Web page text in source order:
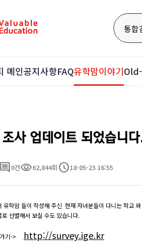
통합
메인공지사항FAQ유학맘이야기
사 업데이트 되었습니
comment 0건visibility62,844회 schedule18-05-23 16:55
유학맘 들이 작성해 주신 현재 자녀분들이 다니는 학교
선별해서 보실 수도 있습니다.
가기-> http://survey.ige.kr